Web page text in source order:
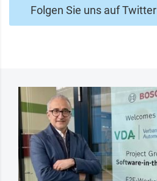
Folgen Sie uns auf Twitter